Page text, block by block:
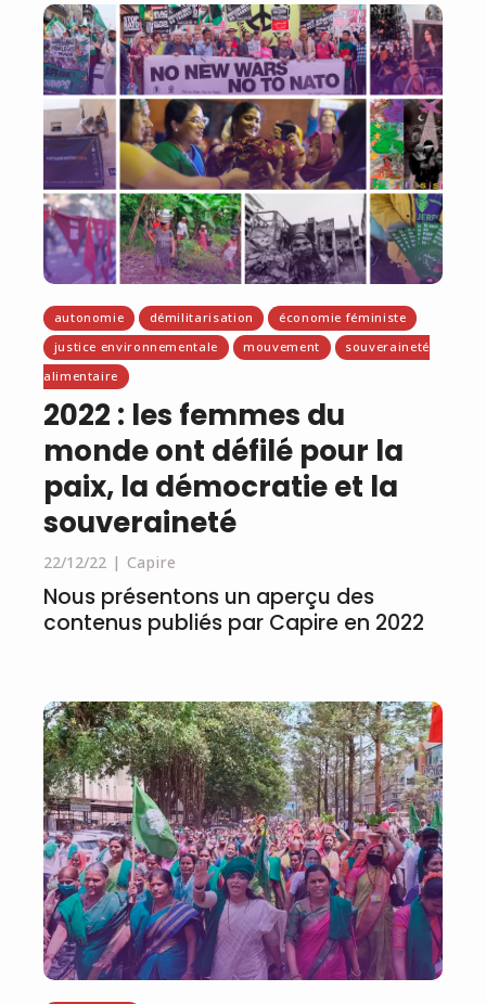
autonomie démilitarisation
économie féministe
justice environnementale
mouvement
souveraineté
alimentaire
2022 : les femmes du
monde ont défilé pour la
paix, la démocratie et la
souveraineté
22/12/22 Capire
Nous présentons un aperçu des
contenus publiés par Capire en 2022